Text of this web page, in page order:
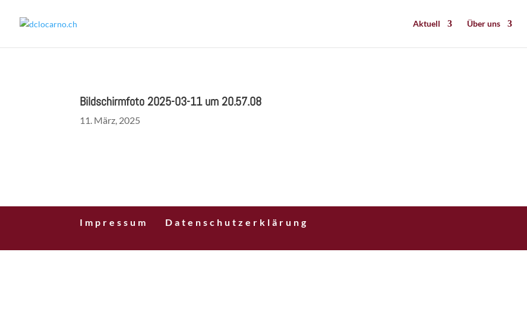
Aktuell Über uns
Bildschirmfoto 2025-03-11 um 20.57.08
11. März, 2025
Impressum Datenschutzerklärung